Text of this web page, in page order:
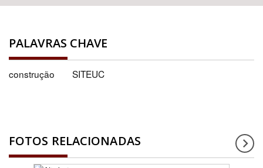
PALAVRAS CHAVE
construção SITEUC
FOTOS RELACIONADAS